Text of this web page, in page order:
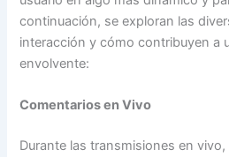
continuación, se exploran las
interacción y cómo contribuyen a
envolvente:
Comentarios en Vivo
Durante las transmisiones en